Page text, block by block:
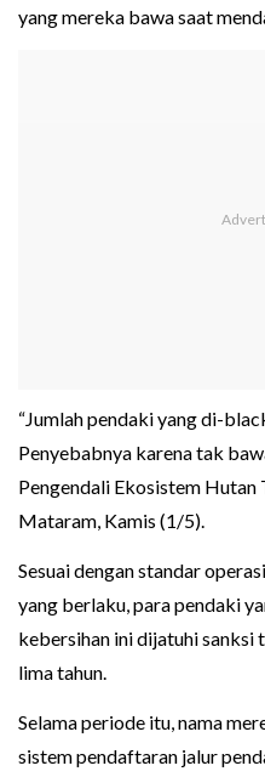
yang mereka bawa saat
“Jumlah pendaki yang di-
Penyebabnya karena tak
Pengendali Ekosistem Hutan
Mataram, Kamis (1/5).
Sesuai dengan standar
yang berlaku, para pendaki
kebersihan ini dijatuhi sanksi
lima tahun.
Selama periode itu, nama
sistem pendaftaran jalur